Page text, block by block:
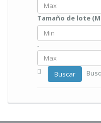
Tamaño de lote
-
Buscar